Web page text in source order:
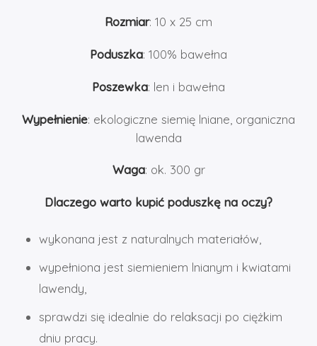
Rozmiar: 10 x 25 cm
Poduszka: 100% bawełna
Poszewka: len i bawełna
Wypełnienie: ekologiczne siemię lniane, organiczna
lawenda
Waga: ok. 300 gr
Dlaczego warto kupić poduszkę na oczy?
wykonana jest z naturalnych materiałów,
wypełniona jest siemieniem lnianym i kwiatami
lawendy,
sprawdzi się idealnie do relaksacji po ciężkim
dniu pracy.